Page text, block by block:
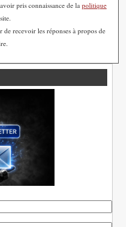
pris connaissance de la politique
de recevoir les réponses à propos de